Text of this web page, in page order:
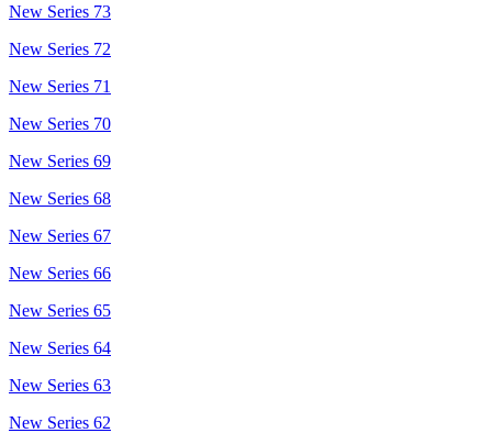
New Series 73
New Series 72
New Series 71
New Series 70
New Series 69
New Series 68
New Series 67
New Series 66
New Series 65
New Series 64
New Series 63
New Series 62